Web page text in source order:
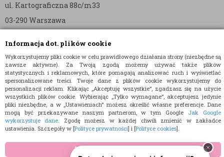
Informacja dot. plików cookie
Wykorzystujemy pliki cookie w celu prawidłowego działania strony (niezbędne są
zawsze aktywne). Za Twoją zgodą możemy używać także plików
statystycznych i reklamowych, które pomagają analizować ruch i wyświetlać
spersonalizowane treści. Twoje dane z plików cookie wykorzystujemy do
personalizacji reklam. Klikając „Akceptuję wszystkie”, zgadzasz się na użycie
wszystkich plików cookie. Wybierając „Tylko wymagane”, akceptujesz jedynie
pliki niezbędne, a w „Ustawieniach” możesz określić własne preferencje. Dane
mogą być przekazywane naszym partnerom, w tym Google Jak Google
wykorzystuje dane. Zgodę możesz w każdej chwili zmienić w zakładce
ustawienia. Szczegóły w [Polityce prywatności] i [Polityce cookies].
AKCEPTUJĘ WSZYSTKIE
ul. Kartograficzna 88c/m33
03-290 Warszawa
REGON: 365874905
Nr konta (mBank):
36 1140 2004 0000 3902 8144 2737
© 2015 E-TORT.PL - WSZELKIE PRAWA ZASTRZEŻONE